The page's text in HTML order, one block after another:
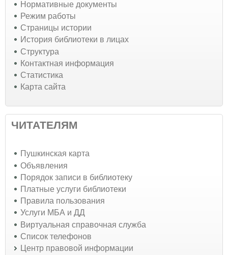
Нормативные документы
Режим работы
Страницы истории
История библиотеки в лицах
Структура
Контактная информация
Статистика
Карта сайта
ЧИТАТЕЛЯМ
Пушкинская карта
Объявления
Порядок записи в библиотеку
Платные услуги библиотеки
Правила пользования
Услуги МБА и ДД
Виртуальная справочная служба
Список телефонов
Центр правовой информации